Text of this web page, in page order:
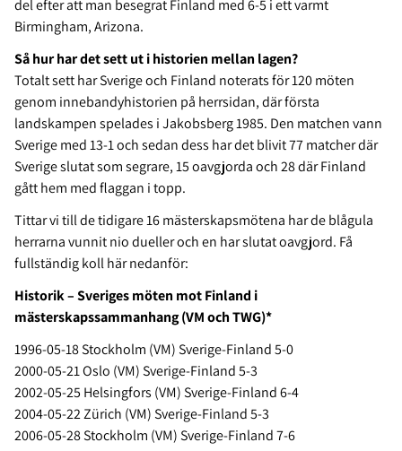
del efter att man besegrat Finland med 6-5 i ett varmt
Birmingham, Arizona.
Så hur har det sett ut i historien mellan lagen?
Totalt sett har Sverige och Finland noterats för 120 möten
genom innebandyhistorien på herrsidan, där första
landskampen spelades i Jakobsberg 1985. Den matchen vann
Sverige med 13-1 och sedan dess har det blivit 77 matcher där
Sverige slutat som segrare, 15 oavgjorda och 28 där Finland
gått hem med flaggan i topp.
Tittar vi tillde tidigare 16 mästerskapsmötena har de blågula
herrarna vunnit nio dueller och en har slutat oavgjord. Få
fullständig koll här nedanför:
Historik – Sveriges möten mot Finland i
mästerskapssammanhang (VM och TWG)*
1996-05-18 Stockholm (VM) Sverige-Finland 5-0
2000-05-21 Oslo (VM) Sverige-Finland 5-3
2002-05-25 Helsingfors (VM) Sverige-Finland 6-4
2004-05-22 Zürich (VM) Sverige-Finland 5-3
2006-05-28 Stockholm (VM) Sverige-Finland 7-6